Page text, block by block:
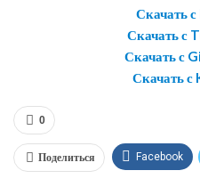
Скачать
Скачать с
Скачать с
Скачать с
0
Поделиться Facebook